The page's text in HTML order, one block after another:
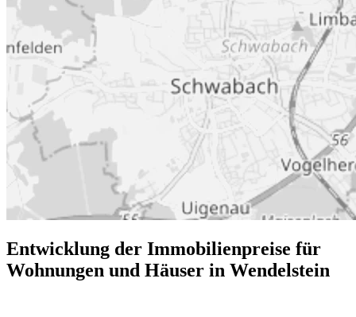
Entwicklung der Immobilienpreise für
Wohnungen und Häuser in Wendelstein